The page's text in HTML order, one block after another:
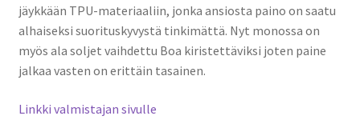
jäykkään TPU-materiaaliin, jonka ansiosta paino on saatu
alhaiseksi suorituskyvystä tinkimättä. Nyt monossa on
myös ala soljet vaihdettu Boa kiristettäviksi joten paine
jalkaa vasten on erittäin tasainen.
Linkki valmistajan sivulle